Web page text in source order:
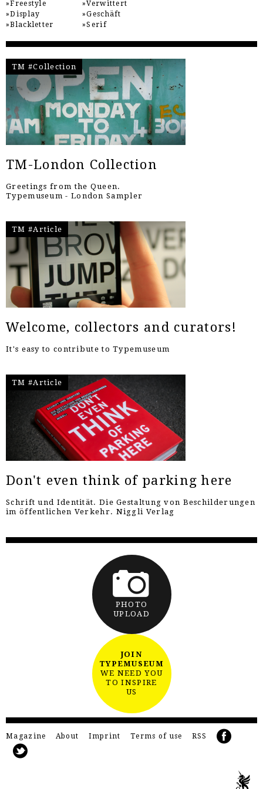
Freestyle
Display
Blackletter
Verwittert
Geschäft
Serif
TM #Collection
TM-London Collection
Greetings from the Queen.
Typemuseum - London Sampler
TM #Article
Welcome, collectors and curators!
It's easy to contribute to Typemuseum
TM #Article
Don't even think of parking here
Schrift und Identität. Die Gestaltung von Beschilderungen
im öffentlichen Verkehr. Niggli Verlag
PHOTO
UPLOAD
JOIN
TYPEMUSEUM
WE NEED YOU
TO INSPIRE
US
Magazine About Imprint Terms of use RSS